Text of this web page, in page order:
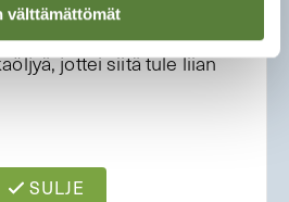
välttämättömät
tai pähkinöitä. Jos
seokseen kannattaa
jottei siitä tule liian
SULJE